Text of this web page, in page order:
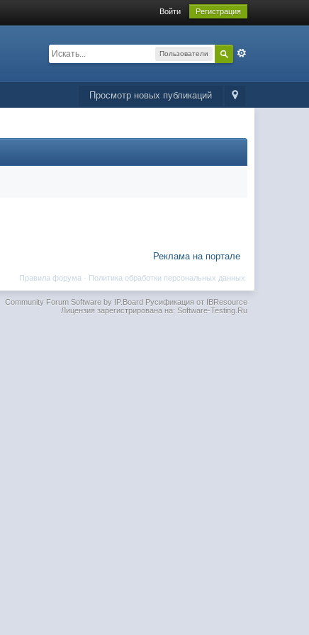
Войти Регистрация
Пользователи
Просмотр новых публикаций
Реклама на портале
Политика обработки персональных данных
Правила форума ·
Community Forum Software by IP.BoardРусификация от IBResource
Лицензия зарегистрирована на: Software-Testing.Ru